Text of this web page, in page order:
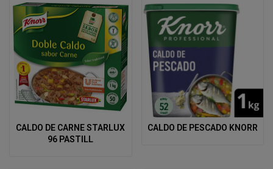
CALDO DE CARNE STARLUX
96 PASTILL
CALDO DE PESCADO KNORR